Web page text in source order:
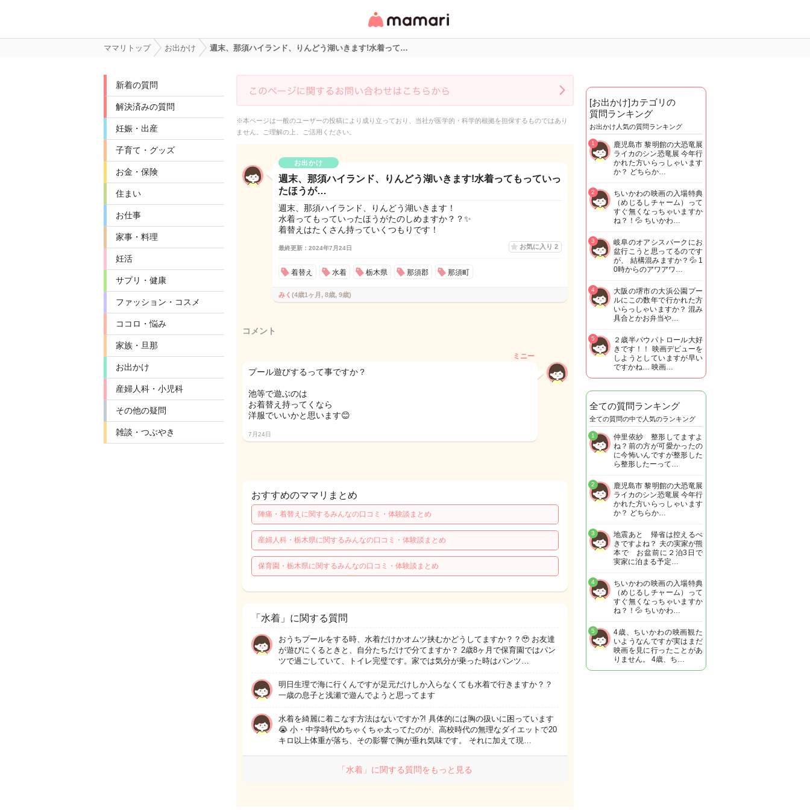
リ・情報サイト
ママリトップ お出かけ 週末、那須ハイランド、りんどう湖いきます!水着って…
新着の質問
解決済みの質問
妊娠・出産
子育て・グッズ
お金・保険
住まい
お仕事
家事・料理
妊活
サプリ・健康
ファッション・コスメ
ココロ・悩み
家族・旦那
お出かけ
産婦人科・小児科
その他の疑問
雑談・つぶやき
※本ページは一般のユーザーの投稿により成り立っており、当社が医学的・科学的根拠を担保するものではあり
ません。ご理解の上、ご活用ください。
お出かけ
週末、那須ハイランド、りんどう湖いきます!水着ってもっていっ
たほうが…
週末、那須ハイランド、りんどう湖いきます！
水着ってもっていったほうがたのしめますか？？✨
着替えはたくさん持っていくつもりです！
最終更新：2024年7月24日 お気に入り 2
着替え 水着 栃木県 那須郡 那須町
みく (4歳1ヶ月, 8歳, 9歳)
コメント
ミニー
プール遊びするって事ですか？
池等で遊ぶのは
お着替え持ってくなら
洋服でいいかと思います😊
7月24日
おすすめのママリまとめ
陣痛・着替えに関するみんなの口コミ・体験談まとめ
産婦人科・栃木県に関するみんなの口コミ・体験談まとめ
保育園・栃木県に関するみんなの口コミ・体験談まとめ
「水着」に関する質問
おうちプールをする時、水着だけかオムツ挟むかどうしてますか？？🥹 お友達
が遊びにくるときと、自分たちだけで分てますか？ 2歳8ヶ月で保育園ではパン
ツで過ごしていて、トイレ完璧です。家では気分が乗った時はパンツ…
明日生理で海に行くんですが足元だけしか入らなくても水着で行きますか？？
一歳の息子と浅瀬で遊んでようと思ってます
水着を綺麗に着こなす方法はないですか?! 具体的には胸の扱いに困っています
😭 小・中学時代めちゃくちゃ太ってたのが、高校時代の無理なダイエットで20
キロ以上体重が落ち、その影響で胸が垂れ気味です。 それに加えて現…
「水着」に関する質問をもっと見る
[お出かけ]カテゴリの
質問ランキング
お出かけ人気の質問ランキング
鹿児島市 黎明館の大恐竜展
ライカのシン恐竜展 今年行
かれた方いらっしゃいます
か？ どちらか…
1
ちいかわの映画の入場特典
（めじるしチャーム）って
すぐ無くなっちゃいますか
ね？！💦 ちいかわ…
2
岐阜のオアシスパークにお
盆行こうと思ってるのです
が、 結構混みますか？💦 1
0時からのアワアワ…
3
大阪の堺市の大浜公園プー
ルにこの数年で行かれた方
いらっしゃいますか？ 混み
具合とかお弁当や…
4
２歳半パウパトロール大好
きです！！ 映画デビューを
しようとしていますが早い
ですかね… 映画…
5
全ての質問ランキング
全ての質問の中で人気のランキング
仲里依紗 整形してますよ
ね？前の方が可愛かったの
に今怖いんですが整形した
ら整形したーって…
1
鹿児島市 黎明館の大恐竜展
ライカのシン恐竜展 今年行
かれた方いらっしゃいます
か？ どちらか…
2
地震あと 帰省は控えるべ
きですよね？ 夫の実家が熊
本で お盆前に２泊3日で
実家に泊まる予定…
3
ちいかわの映画の入場特典
（めじるしチャーム）って
すぐ無くなっちゃいますか
ね？！💦 ちいかわ…
4
4歳、ちいかわの映画観た
いようなんですが実はまだ
映画を見に行ったことがあ
りません。 4歳、ち…
5